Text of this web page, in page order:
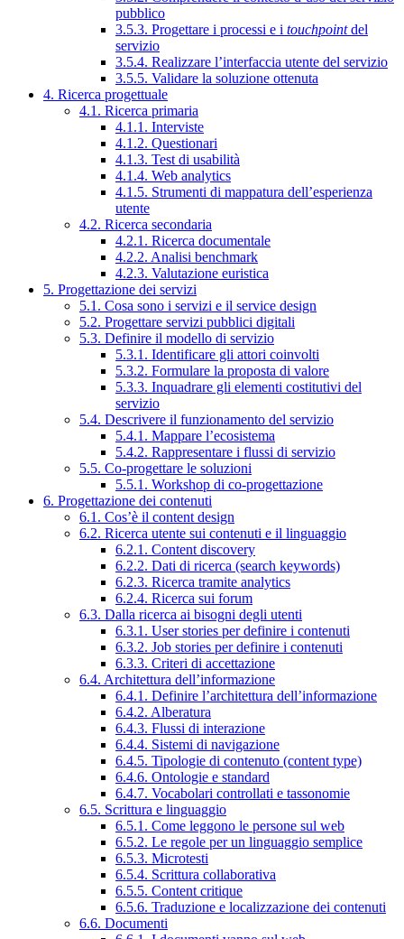
pubblico
3.5.3. Progettare i processi e i touchpointdel
servizio
3.5.4. Realizzare l’interfaccia utente del servizio
3.5.5. Validare la soluzione ottenuta
4. Ricerca progettuale
4.1. Ricerca primaria
4.1.1. Interviste
4.1.2. Questionari
4.1.3. Test di usabilità
4.1.4. Web analytics
4.1.5. Strumenti di mappatura dell’esperienza
utente
4.2. Ricerca secondaria
4.2.1. Ricerca documentale
4.2.2. Analisi benchmark
4.2.3. Valutazione euristica
5. Progettazione dei servizi
5.1. Cosa sono i servizi e il service design
5.2. Progettare servizi pubblici digitali
5.3. Definire il modello di servizio
5.3.1. Identificare gli attori coinvolti
5.3.2. Formulare la proposta di valore
5.3.3. Inquadrare gli elementi costitutivi del
servizio
5.4. Descrivere il funzionamento del servizio
5.4.1. Mappare l’ecosistema
5.4.2. Rappresentare i flussi di servizio
5.5. Co-progettare le soluzioni
5.5.1. Workshop di co-progettazione
6. Progettazione dei contenuti
6.1. Cos’è il content design
6.2. Ricerca utente sui contenuti e il linguaggio
6.2.1. Content discovery
6.2.2. Dati di ricerca (search keywords)
6.2.3. Ricerca tramite analytics
6.2.4. Ricerca sui forum
6.3. Dalla ricerca ai bisogni degli utenti
6.3.1. User stories per definire i contenuti
6.3.2. Job stories per definire i contenuti
6.3.3. Criteri di accettazione
6.4. Architettura dell’informazione
6.4.1. Definire l’architettura dell’informazione
6.4.2. Alberatura
6.4.3. Flussi di interazione
6.4.4. Sistemi di navigazione
6.4.5. Tipologie di contenuto (content type)
6.4.6. Ontologie e standard
6.4.7. Vocabolari controllati e tassonomie
6.5. Scrittura e linguaggio
6.5.1. Come leggono le persone sul web
6.5.2. Le regole per un linguaggio semplice
6.5.3. Microtesti
6.5.4. Scrittura collaborativa
6.5.5. Content critique
6.5.6. Traduzione e localizzazione dei contenuti
6.6. Documenti